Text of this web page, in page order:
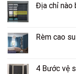
Địa chỉ nào
Rèm cao
4 Bước vệ